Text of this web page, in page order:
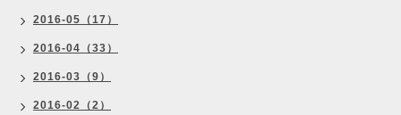
2016-05（17）
2016-04（33）
2016-03（9）
2016-02（2）